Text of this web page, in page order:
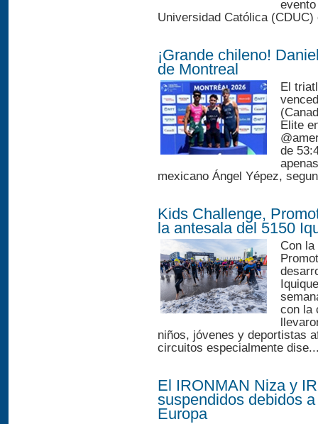
Universidad Católica
¡Grande chileno!
de Montreal
El
Elite
de
mexicano Ángel Yépez,
Kids Challenge,
la antesala del 5150
Con
con la
niños, jóvenes y deportistas
circuitos especialmente
El IRONMAN Niza y
suspendidos debidos
Europa